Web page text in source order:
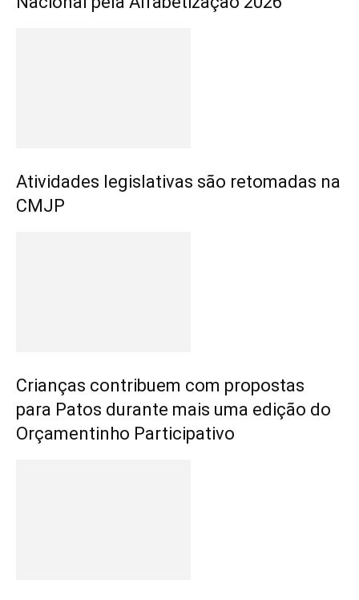
Atividades legislativas são retomadas na
CMJP
Crianças contribuem com propostas
para Patos durante mais uma edição do
Orçamentinho Participativo